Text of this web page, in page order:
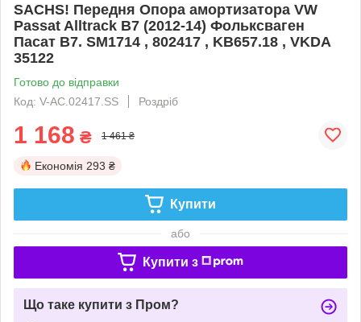
SACHS! Передня Опора амортизатора VW
Passat Alltrack B7 (2012-14) Фольксваген
Пасат B7. SM1714 , 802417 , KB657.18 , VKDA
35122
Готово до відправки
Код: V-AC.02417.SS
Роздріб
1 168 ₴ 1 461 ₴
Економія 293 ₴
Купити
або
Купити з
Що таке купити з Пром?